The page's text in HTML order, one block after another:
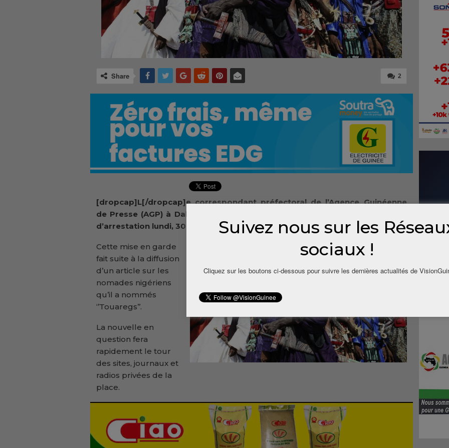
2
Share
[dropcap]L[/dropcap]e correspondant préfectoral de l’Agence Guinéenne
de Presse (AGP) à Dabola, Mamadouba Mamadama Camara a été menacé
d’arrestation lundi, 30 mars, par le préfet de Dabola, Ibrahima Sy Savané.
Cette mise en garde
fait suite à la diffusion
d’un article sur les
nomades nigériens
qu’il a nommés
‘’Touaregs’’.
La nouvelle en
question fera
rapidement le tour
des sites, journaux et
radios privées de la
place.
Suivez nous sur les
sociaux !
Cliquez sur les boutons ci-dessous pour suivre les dernières actualités de